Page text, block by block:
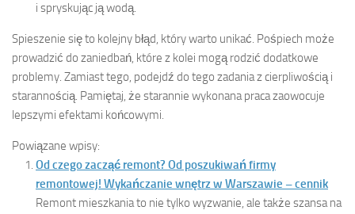
i spryskując ją wodą.
Spieszenie się to kolejny błąd, który warto unikać. Pośpiech może
prowadzić do zaniedbań, które z kolei mogą rodzić dodatkowe
problemy. Zamiast tego, podejdź do tego zadania z cierpliwością i
starannością. Pamiętaj, że starannie wykonana praca zaowocuje
lepszymi efektami końcowymi.
Powiązane wpisy:
Od czego zacząć remont? Od poszukiwań firmy
remontowej! Wykańczanie wnętrz w Warszawie – cennik
Remont mieszkania to nie tylko wyzwanie, ale także szansa na